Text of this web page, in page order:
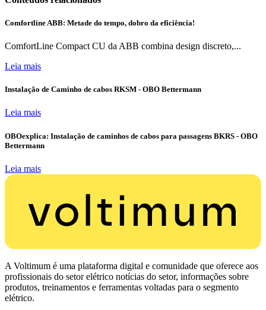
Comfortline ABB: Metade do tempo, dobro da eficiência!
ComfortLine Compact CU da ABB combina design discreto,...
Leia mais
Instalação de Caminho de cabos RKSM - OBO Bettermann
Leia mais
OBOexplica: Instalação de caminhos de cabos para passagens BKRS - OBO
Bettermann
Leia mais
A Voltimum é uma plataforma digital e comunidade que oferece aos
profissionais do setor elétrico notícias do setor, informações sobre
produtos, treinamentos e ferramentas voltadas para o segmento
elétrico.